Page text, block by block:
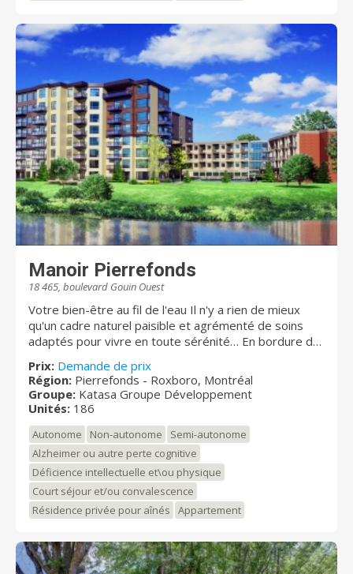
Manoir Pierrefonds
18 465, boulevard Gouin Ouest
Votre bien-être au fil de l'eau Il n'y a rien de mieux
qu'un cadre naturel paisible et agrémenté de soins
adaptés pour vivre en toute sérénité… En bordure de
disposition des personnes, autonomes, semi-
autonomes ou en perte d'autonomie des chambres et
des services de santé complets pour assurer leur
vous apporte toute l'attention dont vous avez besoin
pour vous faciliter la vie et vous offrir chaleur humaine
et réconfort dans une ambiance conviviale et
sécuritaire. Ici, votre confort coule de source…
Prix: Demande de prix
Région: Pierrefonds - Roxboro, Montréal
Groupe: Katasa Groupe Développement
Unités: 186
Autonome Non-autonome
Semi-autonome
Alzheimer ou autre perte cognitive
Déficience intellectuelle et\ou physique
Court séjour et/ou convalescence
Résidence privée pour aînés
Appartement